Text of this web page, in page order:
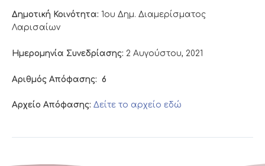
Δημοτική Κοινότητα: 1ου Δημ. Διαμερίσματος
Λαρισαίων
Ημερομηνία Συνεδρίασης: 2 Αυγούστου, 2021
Αριθμός Απόφασης: 6
Αρχείο Απόφασης: Δείτε το αρχείο εδώ